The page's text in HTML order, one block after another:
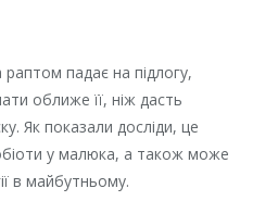
падає на підлогу,
оближе її, ніж дасть
Як показали досліди, це
у малюка, а також може
в майбутньому.